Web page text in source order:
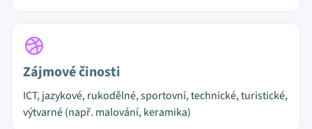
Zájmové činosti
ICT, jazykové, rukodělné, sportovní, technické, turistické,
výtvarné (např. malování, keramika)